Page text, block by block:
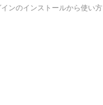
ンのインストールから使い方